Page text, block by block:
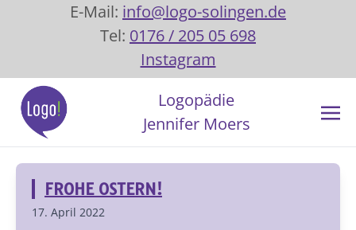
E-Mail: info@logo-solingen.de
Tel: 0176 / 205 05 698
Instagram
Logopädie
Jennifer Moers
FROHE OSTERN!
17. April 2022